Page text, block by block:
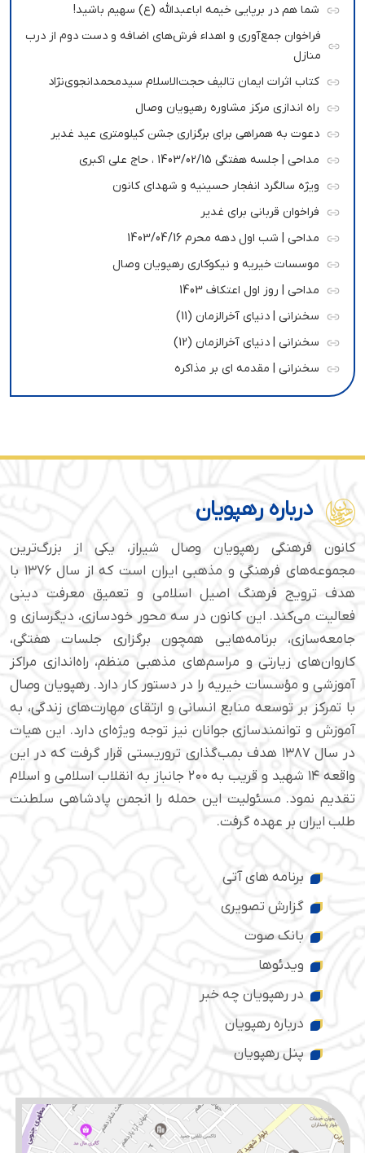
شما هم در برپایی خیمه اباعبدالله (ع) سهیم باشید!
فراخوان جمع‌آوری و اهداء فرش‌های اضافه و دست دوم از درب
منازل
کتاب اثرات ایمان تالیف حجت‌الاسلام سیدمحمدانجوی‌نژاد
راه اندازی مرکز مشاوره رهپویان وصال
دعوت به همراهی برای برگزاری جشن کیلومتری عید غدیر
مداحی | جلسه هفتگی 1403/02/15 ، حاج علی اکبری
ویژه سالگرد انفجار حسینیه و شهدای کانون
فراخوان قربانی برای غدیر
مداحی | شب اول دهه محرم 1403/04/16
موسسات خیریه و نیکوکاری رهپویان وصال
مداحی | روز اول اعتکاف 1403
سخنرانی | دنیای آخرالزمان (11)
سخنرانی | دنیای آخرالزمان (12)
سخنرانی | مقدمه ای بر مذاکره
درباره رهپویان
کانون فرهنگی رهپویان وصال شیراز، یکی از بزرگ‌ترین
مجموعه‌های فرهنگی و مذهبی ایران است که از سال ۱۳۷۶ با
هدف ترویج فرهنگ اصیل اسلامی و تعمیق معرفت دینی
فعالیت می‌کند. این کانون در سه محور خودسازی، دیگرسازی و
جامعه‌سازی، برنامه‌هایی همچون برگزاری جلسات هفتگی،
کاروان‌های زیارتی و مراسم‌های مذهبی منظم، راه‌اندازی مراکز
آموزشی و مؤسسات خیریه را در دستور کار دارد. رهپویان وصال
با تمرکز بر توسعه منابع انسانی و ارتقای مهارت‌های زندگی، به
آموزش و توانمندسازی جوانان نیز توجه ویژه‌ای دارد. این هیات
در سال ۱۳۸۷ هدف بمب‌گذاری تروریستی قرار گرفت که در این
واقعه ۱۴ شهید و قریب به ۲۰۰ جانباز به انقلاب اسلامی و اسلام
تقدیم نمود. مسئولیت این حمله را انجمن پادشاهی سلطنت
طلب ایران بر عهده گرفت.
برنامه های آتی
گزارش تصویری
بانک صوت
ویدئوها
در رهپویان چه خبر
درباره رهپویان
پنل رهپویان